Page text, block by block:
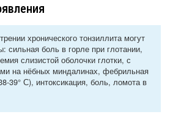
хронического тонзиллита могут
сильная боль в горле при глотании,
слизистой оболочки глотки, с
на нёбных миндалинах, фебрильная
39° С), интоксикация, боль, ломота в